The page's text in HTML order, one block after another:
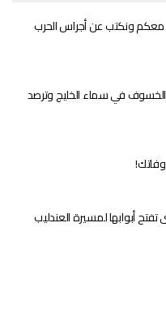
معكم ونكتب عن أجراس الحرب
الخسوف في سماء الخليج وترصد
أبوابها لمسيرة العندليب